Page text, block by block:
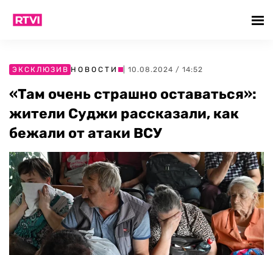
ЭКСКЛЮЗИВ НОВОСТИ | 10.08.2024 / 14:52
«Там очень страшно оставаться»:
жители Суджи рассказали, как
бежали от атаки ВСУ